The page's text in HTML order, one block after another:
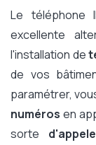
Le téléphone
excellente
l'installation de
de vos
paramétrer,
numéros en
sorte